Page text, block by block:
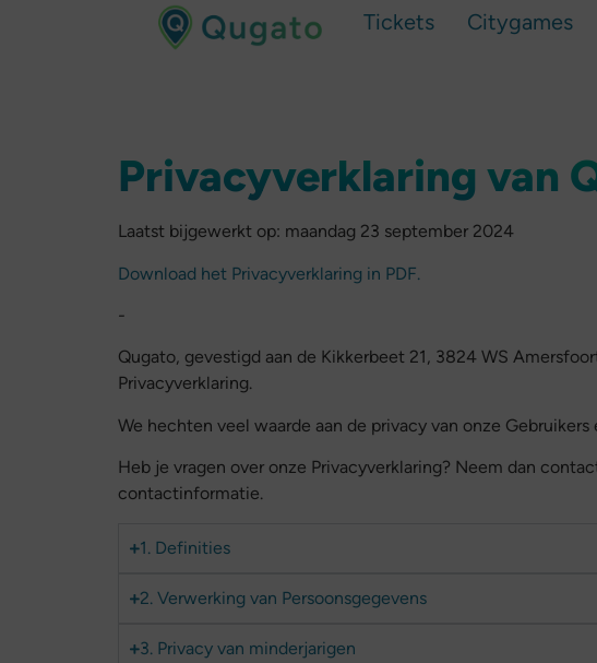
Tickets Citygames
Privacyverklaring van
Laatst bijgewerkt op: maandag 23 september 2024
Download het Privacyverklaring in PDF.
-
Qugato, gevestigd aan de Kikkerbeet 21, 3824 WS
Privacyverklaring.
We hechten veel waarde aan de privacy van onze
Heb je vragen over onze Privacyverklaring? Neem dan
contactinformatie.
1. Definities
2. Verwerking van Persoonsgegevens
3. Privacy van minderjarigen